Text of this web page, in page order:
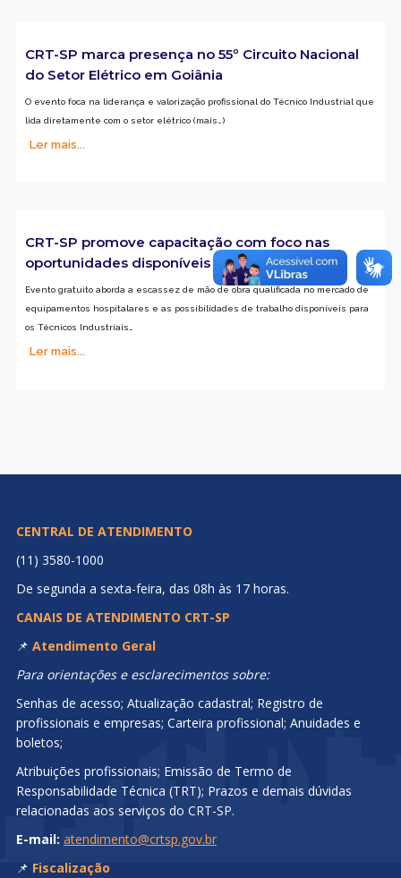
CRT-SP marca presença no 55º Circuito Nacional
do Setor Elétrico em Goiânia
O evento foca na liderança e valorização profissional do Técnico Industrial que
lida diretamente com o setor elétrico (mais…)
Ler mais...
CRT-SP promove capacitação com foco nas
oportunidades disponíveis no setor da saúde
Evento gratuito aborda a escassez de mão de obra qualificada no mercado de
equipamentos hospitalares e as possibilidades de trabalho disponíveis para
os Técnicos Industriais…
Ler mais...
CENTRAL DE ATENDIMENTO
(11) 3580-1000
De segunda a sexta-feira, das 08h às 17 horas.
CANAIS DE ATENDIMENTO CRT-SP
📌 Atendimento Geral
Para orientações e esclarecimentos sobre:
Senhas de acesso; Atualização cadastral; Registro de
profissionais e empresas; Carteira profissional; Anuidades e
boletos;
Atribuições profissionais; Emissão de Termo de
Responsabilidade Técnica (TRT); Prazos e demais dúvidas
relacionadas aos serviços do CRT-SP.
E-mail: atendimento@crtsp.gov.br
📌 Fiscalização